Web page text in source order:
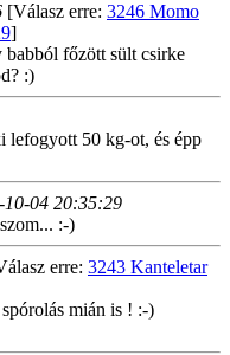
[Válasz erre: 3246 Momo
]
babból főzött sült csirke
:)
lefogyott 50 kg-ot, és épp
10-04 20:35:29
:-)
erre: 3243 Kanteletar
mián is ! :-)